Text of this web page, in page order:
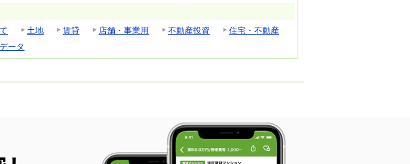
土地 賃貸 店舗・事業用 不動産投資
住宅・不動産
ータ